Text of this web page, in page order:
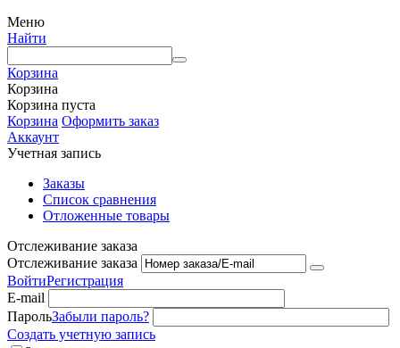
Меню
Найти
Корзина
Корзина
Корзина пуста
Корзина Оформить заказ
Аккаунт
Учетная запись
Заказы
Список сравнения
Отложенные товары
Отслеживание заказа
Отслеживание заказа
ВойтиРегистрация
E-mail
ПарольЗабыли пароль?
Создать учетную запись